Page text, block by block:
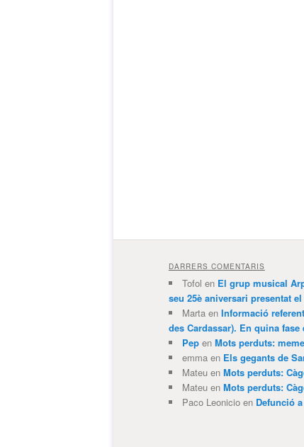
DARRERS COMENTARIS
Tofol en El grup musical
seu 25è aniversari presentat
Martaen Informació
des Cardassar). En quina
Pepen Mots perduts:
emmaen Els gegants de
Mateuen Mots perduts:
Mateuen Mots perduts:
Paco Leonicioen Defunció